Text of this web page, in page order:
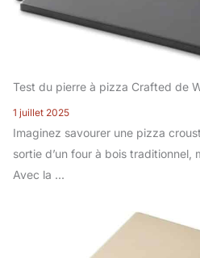
Test du pierre à pizza Crafted de
1 juillet 2025
Imaginez savourer une pizza
sortie d’un four à bois traditionnel,
Avec la ...